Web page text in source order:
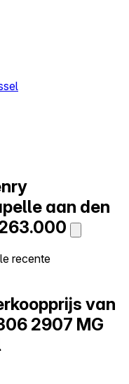
aan den
recente
van
2907 MG